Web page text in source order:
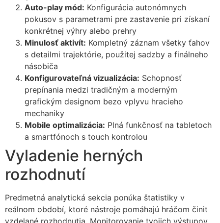
Auto-play mód: Konfigurácia autonómnych
pokusov s parametrami pre zastavenie pri získaní
konkrétnej výhry alebo prehry
Minulosť aktivít: Kompletný záznam všetky ťahov
s detailmi trajektórie, použitej sadzby a finálneho
násobiča
Konfigurovateľná vizualizácia: Schopnosť
prepínania medzi tradičným a moderným
grafickým designom bezo vplyvu hracieho
mechaniky
Mobile optimalizácia: Plná funkčnosť na tabletoch
a smartfónoch s touch kontrolou
Vyladenie herných
rozhodnutí
Predmetná analytická sekcia ponúka štatistiky v
reálnom období, ktoré nástroje pomáhajú hráčom činit
vzdelané rozhodnutia. Monitorovanie tvojich výstupov